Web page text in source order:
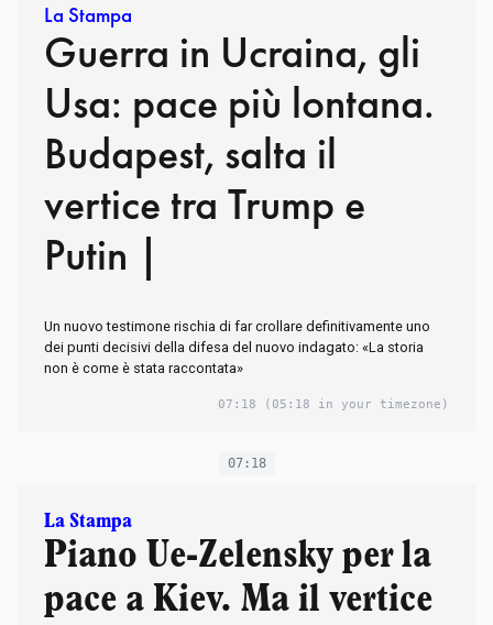
La Stampa
Guerra in Ucraina, gli
Usa: pace più lontana.
Budapest, salta il
vertice tra Trump e
Putin |
Un nuovo testimone rischia di far crollare definitivamente uno
dei punti decisivi della difesa del nuovo indagato: «La storia
non è come è stata raccontata»
07:18 (05:18 in your timezone)
07:18
La Stampa
Piano Ue-Zelensky per la
pace a Kiev. Ma il vertice